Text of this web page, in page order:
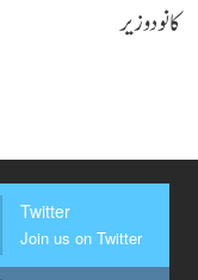
کانودوزیر
Twitter
Join us on Twitter